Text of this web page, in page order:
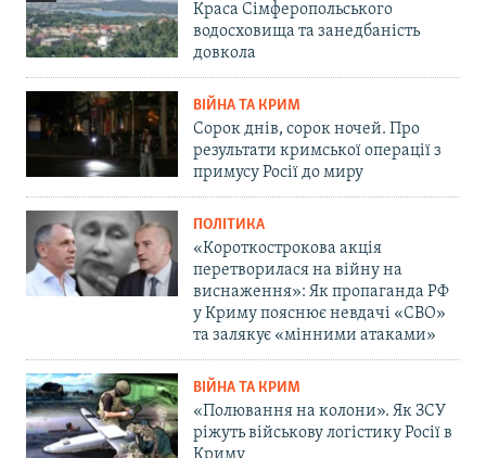
Краса Сімферопольського
водосховища та занедбаність
довкола
ВІЙНА ТА КРИМ
Сорок днів, сорок ночей. Про
результати кримської операції з
примусу Росії до миру
ПОЛІТИКА
«Короткострокова акція
перетворилася на війну на
виснаження»: Як пропаганда РФ
у Криму пояснює невдачі «СВО»
та залякує «мінними атаками»
ВІЙНА ТА КРИМ
«Полювання на колони». Як ЗСУ
ріжуть військову логістику Росії в